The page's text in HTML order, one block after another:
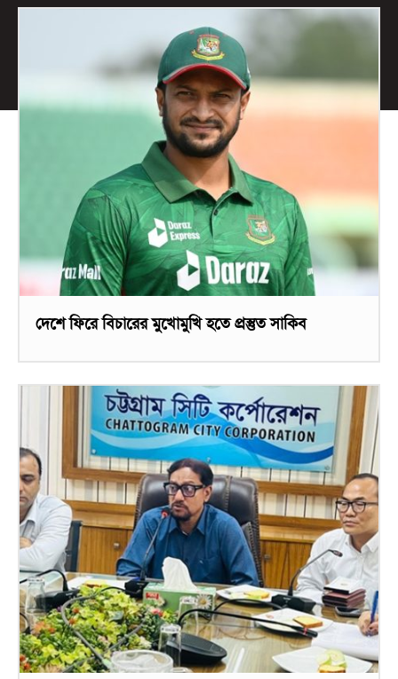
দেশে ফিরে বিচারের মুখোমুখি হতে প্রস্তুত সাকিব